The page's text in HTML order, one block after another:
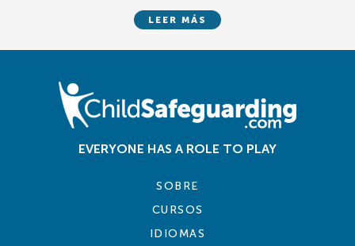
LEER MÁS
EVERYONE HAS A ROLE TO PLAY
SOBRE
CURSOS
IDIOMAS